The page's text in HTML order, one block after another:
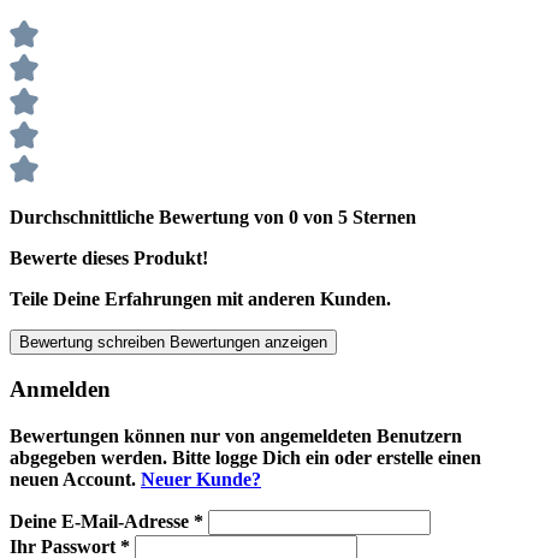
Durchschnittliche Bewertung von 0 von 5 Sternen
Bewerte dieses Produkt!
Teile Deine Erfahrungen mit anderen Kunden.
Bewertung schreiben Bewertungen anzeigen
Anmelden
Bewertungen können nur von angemeldeten Benutzern
abgegeben werden. Bitte logge Dich ein oder erstelle einen
neuen Account. Neuer Kunde?
Deine E-Mail-Adresse *
Ihr Passwort *